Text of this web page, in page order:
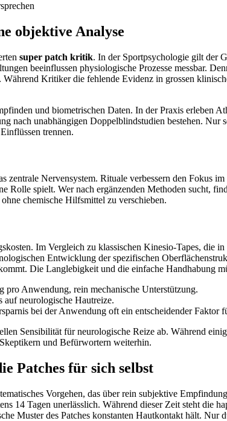
objektive Analyse
super patch kritik. In der Sportpsychologie gilt der
beeinflussen physiologische Prozesse messbar.
Kritiker die fehlende Evidenz in grossen
und biometrischen Daten. In der Praxis erleben
nach unabhängigen Doppelblindstudien bestehen.
trennen.
zentrale Nervensystem. Rituale verbessern den Fokus
Rolle spielt. Wer nach ergänzenden Methoden sucht,
chemische Hilfsmittel zu verschieben.
Im Vergleich zu klassischen Kinesio-Tapes, die
Entwicklung der spezifischen
Die Langlebigkeit und die einfache Handhabung
pro Anwendung, rein mechanische Unterstützung.
neurologische Hautreize.
bei der Anwendung oft ein entscheidender Faktor
Sensibilität für neurologische Reize ab. Während
und Befürwortern weiterhin.
Patches für sich selbst
Vorgehen, das über rein subjektive
14 Tagen unerlässlich. Während dieser Zeit steht die
Muster des Patches konstanten Hautkontakt hält.